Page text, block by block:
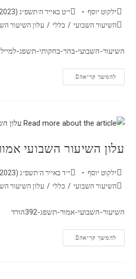
ילקוט יוסף
י״ט באייר ה׳תשפ״ג (10/05/2023)
השיעור השבועי / כללי / עלון השיעור
השיעור-השבועי-בהר-בחקותי-תשפג-
להמשך קריאה
עלון השיעור השבועי
ילקוט יוסף
י״ד באייר ה׳תשפ״ג (05/05/2023)
השיעור השבועי / כללי / עלון השיעור
השיעור-השבועי-אמור-תשפג-392הורד
להמשך קריאה